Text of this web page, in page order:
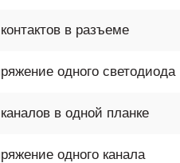
в разъеме
одного светодиода
в одной планке
одного канала